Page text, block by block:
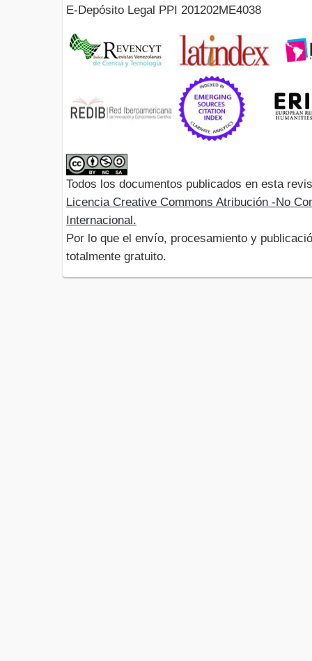
E-Depósito Legal PPI 201202ME4038
Todos los documentos publicados en esta
Licencia Creative Commons Atribución -No
Internacional.
Por lo que el envío, procesamiento y
totalmente gratuito.